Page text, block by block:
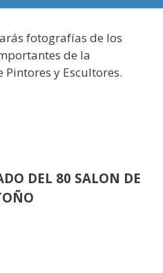
fotografías de los
de la
Pintores y Escultores.
DEL 80 SALON DE